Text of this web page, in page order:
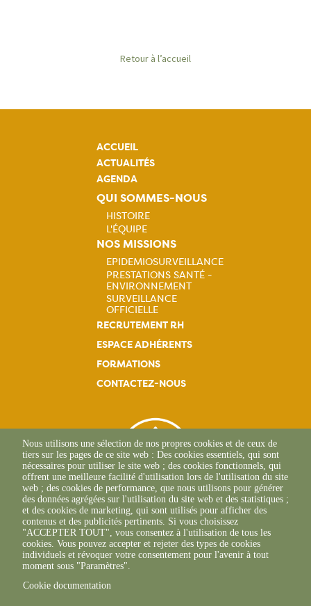
Retour à l’accueil
Nous utilisons une sélection de nos propres cookies et de ceux de
tiers sur les pages de ce site web : Des cookies essentiels, qui sont
nécessaires pour utiliser le site web ; des cookies fonctionnels, qui
offrent une meilleure facilité d'utilisation lors de l'utilisation du site
web ; des cookies de performance, que nous utilisons pour générer
des données agrégées sur l'utilisation du site web et des statistiques ;
et des cookies de marketing, qui sont utilisés pour afficher des
contenus et des publicités pertinents. Si vous choisissez
"ACCEPTER TOUT", vous consentez à l'utilisation de tous les
cookies. Vous pouvez accepter et rejeter des types de cookies
individuels et révoquer votre consentement pour l'avenir à tout
moment sous "Paramètres".
Cookie documentation
ACCUEIL
ACTUALITÉS
AGENDA
QUI SOMMES-NOUS
Navigation
principale
HISTOIRE
L'ÉQUIPE
NOS MISSIONS
Navigation
principale
EPIDEMIOSURVEILLANCE
PRESTATIONS SANTÉ -
ENVIRONNEMENT
SURVEILLANCE
OFFICIELLE
RECRUTEMENT RH
ESPACE ADHÉRENTS
FORMATIONS
CONTACTEZ-NOUS
L'Osteria
20117 CAURO
+33 04 95 26 68 81